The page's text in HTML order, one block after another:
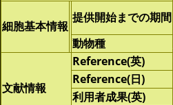
細胞基本情報
提供開始までの期間
動物種
文献情報
Reference(英)
Reference(日)
利用者成果(英)